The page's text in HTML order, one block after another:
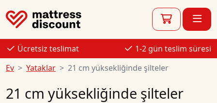
Ücretsiz teslimat
1-2 gün teslim süresi
Ev
Yataklar 21 cm yüksekliğinde şilteler
21 cm yüksekliğinde şilteler